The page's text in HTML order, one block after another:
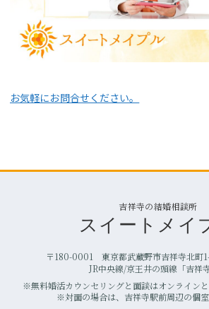
お気軽にお問合せください。
吉祥寺の結婚相談所
スイートメイ
〒180-0001 東京都武蔵野市吉祥寺北町
JR中央線/京王井の頭線「吉祥寺
※無料婚活カウンセリングと面談はオンラインと
※対面の場合は、吉祥寺駅前周辺の個